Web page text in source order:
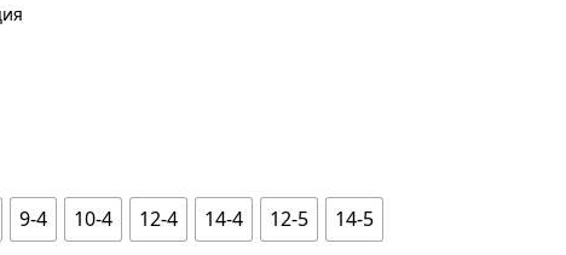
9-4 10-4 12-4 14-4 12-5 14-5